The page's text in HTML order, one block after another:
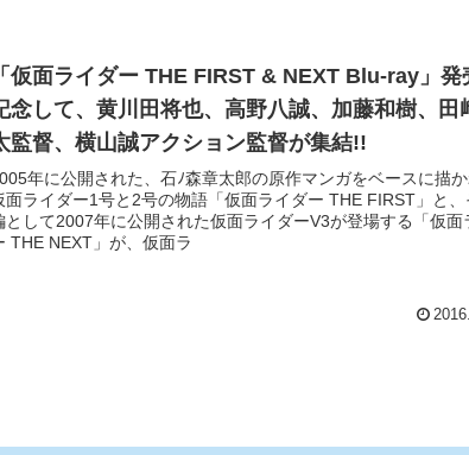
「仮面ライダー THE FIRST & NEXT Blu-ray」発
念して、黄川田将也、高野八誠、加藤和樹、田
監督、横山誠アクション監督が集結!!
年に公開された、石ﾉ森章太郎の原作マンガをベースに描
面ライダー1号と2号の物語「仮面ライダー THE FIRST」と
として2007年に公開された仮面ライダーV3が登場する「仮面
THE NEXT」が、仮面ラ